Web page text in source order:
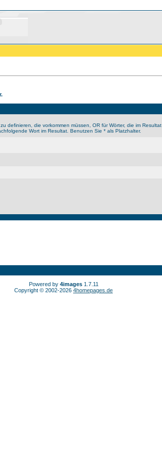
definieren, die vorkommen müssen, OR für Wörter, die im Resultat
Wort im Resultat. Benutzen Sie * als Platzhalter.
Powered by 4images1.7.11
Copyright © 2002-2026 4homepages.de